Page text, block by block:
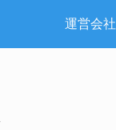
運営会社